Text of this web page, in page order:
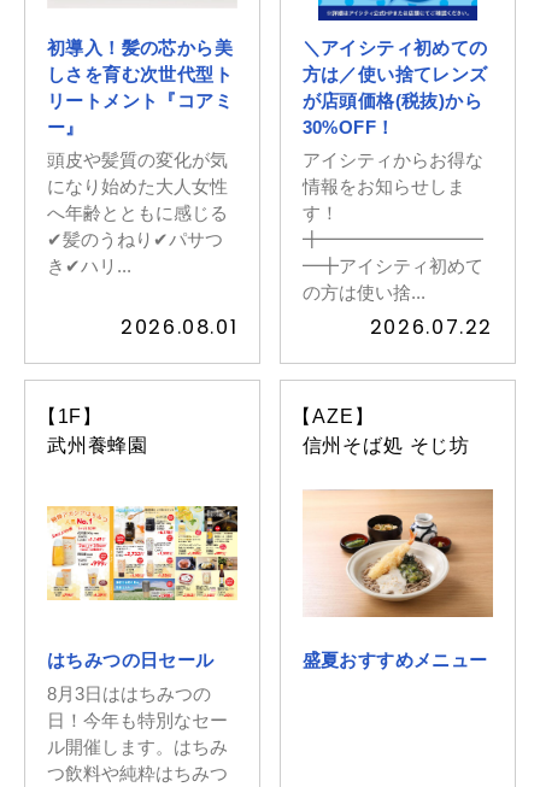
会社情報 個人情報保護方針
初導入！髪の芯から美
しさを育む次世代型ト
リートメント『コアミ
ー』
頭皮や髪質の変化が気
になり始めた大人女性
へ年齢とともに感じる
✔︎髪のうねり✔︎パサつ
き✔︎ハリ...
2026.08.01
＼アイシティ初めての
方は／使い捨てレンズ
が店頭価格(税抜)から
30%OFF！
アイシティからお得な
情報をお知らせしま
す！
╋━━━━━━━━━
━╋アイシティ初めて
の方は使い捨...
2026.07.22
【1F】
武州養蜂園
はちみつの日セール
8月3日ははちみつの
日！今年も特別なセー
ル開催します。はちみ
つ飲料や純粋はちみつ
【AZE】
信州そば処 そじ坊
盛夏おすすめメニュー